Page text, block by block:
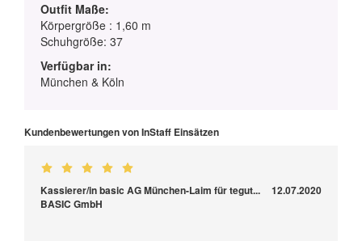
Outfit Maße:
Körpergröße : 1,60 m
Schuhgröße: 37
Verfügbar in:
München & Köln
Kundenbewertungen von InStaff Einsätzen
Kassierer/in basic AG München-Laim für tegut...
BASIC GmbH
12.07.2020